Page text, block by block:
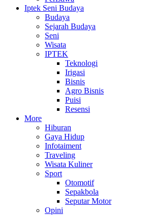
Iptek Seni Budaya
Budaya
Sejarah Budaya
Seni
Wisata
IPTEK
Teknologi
Irigasi
Bisnis
Agro Bisnis
Puisi
Resensi
More
Hiburan
Gaya Hidup
Infotaiment
Traveling
Wisata Kuliner
Sport
Otomotif
Sepakbola
Seputar Motor
Opini